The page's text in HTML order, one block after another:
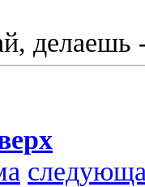
делаешь